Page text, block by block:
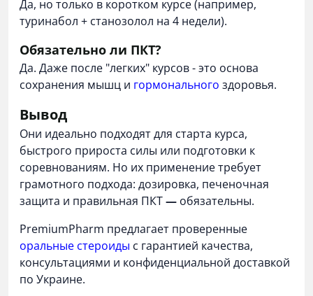
Да, но только в коротком курсе (например,
туринабол + станозолол на 4 недели).
Обязательно ли ПКТ?
Да. Даже после "легких" курсов - это основа
сохранения мышц и гормонального здоровья.
Вывод
Они идеально подходят для старта курса,
быстрого прироста силы или подготовки к
соревнованиям. Но их применение требует
грамотного подхода: дозировка, печеночная
защита и правильная ПКТ— обязательны.
PremiumPharm предлагает проверенные
оральные стероиды с гарантией качества,
консультациями и конфиденциальной доставкой
по Украине.